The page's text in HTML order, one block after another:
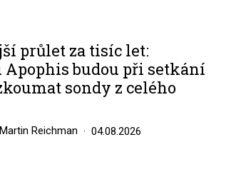
průlet za tisíc let:
budou při setkání
sondy z celého
Martin Reichman 04.08.2026